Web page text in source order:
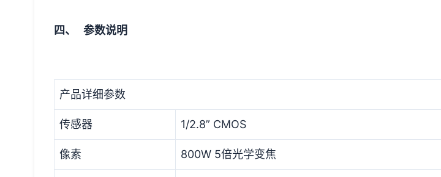
四、 参数说明
产品详细参数
传感器 1/2.8” CMOS
像素 800W 5倍光学变焦